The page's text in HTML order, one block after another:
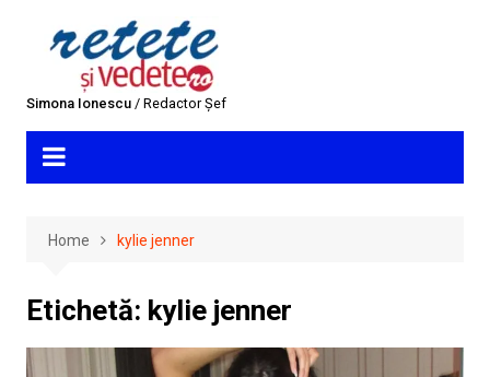
Simona Ionescu/ Redactor Șef
Home kylie jenner
Etichetă: kylie jenner